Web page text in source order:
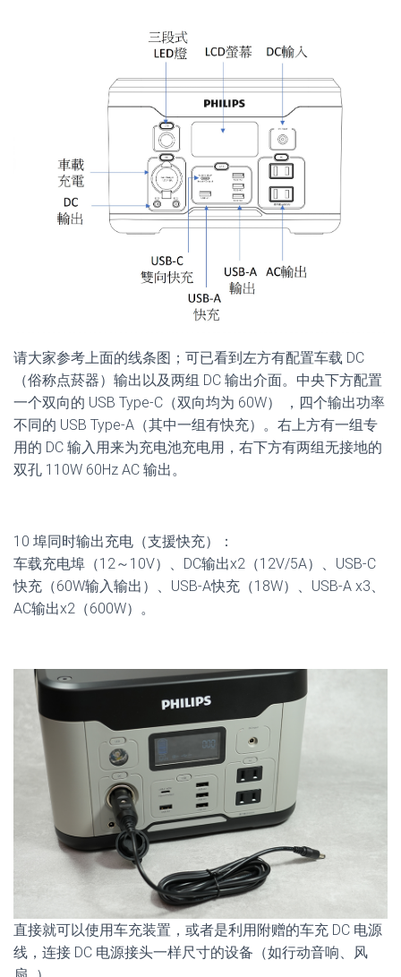
请大家参考上面的线条图；可已看到左方有配置车载 DC
（俗称点菸器）输出以及两组 DC 输出介面。中央下方配置
一个双向的 USB Type-C（双向均为 60W） ，四个输出功率
不同的 USB Type-A（其中一组有快充）。右上方有一组专
用的 DC 输入用来为充电池充电用，右下方有两组无接地的
双孔 110W 60Hz AC 输出。
10 埠同时输出充电（支援快充）：
车载充电埠（12～10V）、DC输出x2（12V/5A）、USB-C
快充（60W输入输出）、USB-A快充（18W）、USB-A x3、
AC输出x2（600W）。
直接就可以使用车充装置，或者是利用附赠的车充 DC 电源
线，连接 DC 电源接头一样尺寸的设备（如行动音响、风